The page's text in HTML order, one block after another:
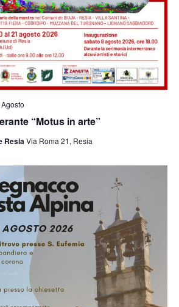
“Motus in arte”
ResiaVia Roma 21, Resia